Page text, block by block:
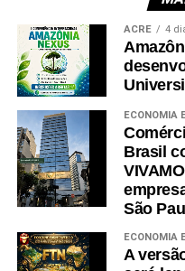
Autarquia tinha
ao Município. Nonato
processo administrativo
aguardando a
mitigatórias essenciais
lençol freático por
poços de
água subterrânea.
Além disso, o relator
ACRE 4
ECONOMIA
Brasil
São
ECONOMIA
A